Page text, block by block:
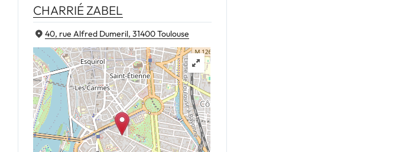
CHARRIÉ ZABEL
40, rue Alfred Dumeril, 31400 Toulouse